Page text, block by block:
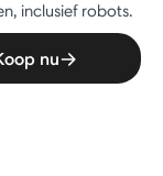
inclusief robots.
nu